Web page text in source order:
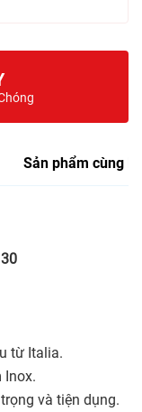
Sản phẩm cùng
từ Italia.
Inox.
và tiện dụng.